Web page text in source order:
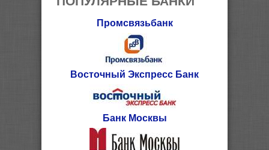
Промсвязьбанк
Восточный Экспресс Банк
Банк Москвы